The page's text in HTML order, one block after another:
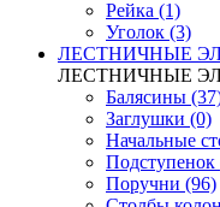
Рейка (1)
Уголок (3)
ЛЕСТНИЧНЫЕ
ЛЕСТНИЧНЫЕ
Балясины
Заглушки (0)
Начальные
Подступенок
Поручни (96)